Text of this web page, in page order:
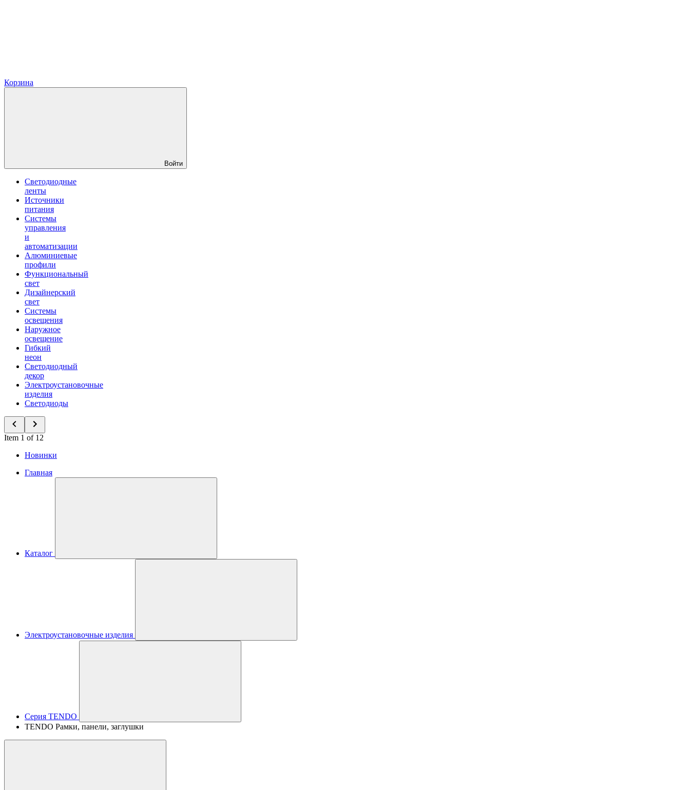
Корзина
Войти
Светодиодные
ленты
Источники
питания
Системы
управления
и
автоматизации
Алюминиевые
профили
Функциональный
свет
Дизайнерский
свет
Системы
освещения
Наружное
освещение
Гибкий
неон
Светодиодный
декор
Электроустановочные
изделия
Светодиоды
Item 1 of 12
Новинки
Главная
Каталог
Электроустановочные изделия
Серия TENDO
TENDO Рамки, панели, заглушки